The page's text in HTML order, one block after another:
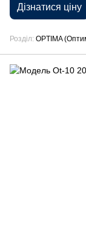
Дізнатися ціну
Розділ OPTIMA